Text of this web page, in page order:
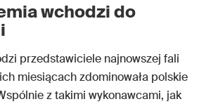
wchodzi do
przedstawiciele najnowszej fali
miesiącach zdominowała polskie
z takimi wykonawcami, jak